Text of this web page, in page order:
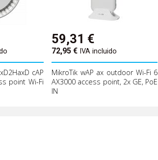
cAP
point Wi-Fi
59,31 €
72,95€ IVA incluido
MikroTik wAP ax outdoor Wi-Fi 6
AX3000 access point, 2x GE, PoE
IN